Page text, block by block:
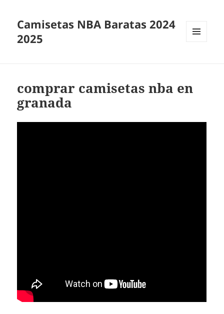
Camisetas NBA Baratas 2024
2025
comprar camisetas nba en
granada